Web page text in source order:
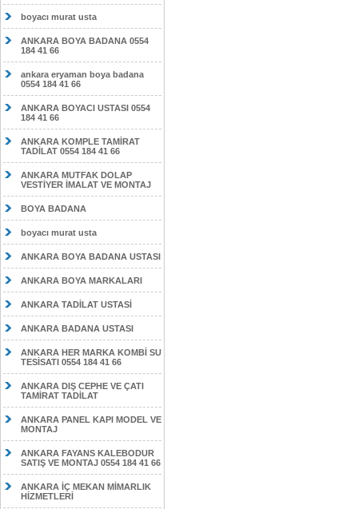
boyacı murat usta
ANKARA BOYA BADANA 0554
184 41 66
ankara eryaman boya badana
0554 184 41 66
ANKARA BOYACI USTASI 0554
184 41 66
ANKARA KOMPLE TAMİRAT
TADİLAT 0554 184 41 66
ANKARA MUTFAK DOLAP
VESTİYER İMALAT VE MONTAJ
BOYA BADANA
boyacı murat usta
ANKARA BOYA BADANA USTASI
ANKARA BOYA MARKALARI
ANKARA TADİLAT USTASİ
ANKARA BADANA USTASI
ANKARA HER MARKA KOMBİ SU
TESİSATI 0554 184 41 66
ANKARA DIŞ CEPHE VE ÇATI
TAMİRAT TADİLAT
ANKARA PANEL KAPI MODEL VE
MONTAJ
ANKARA FAYANS KALEBODUR
SATIŞ VE MONTAJ 0554 184 41 66
ANKARA İÇ MEKAN MİMARLIK
HİZMETLERİ